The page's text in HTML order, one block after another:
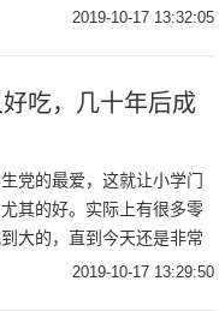
载了许多烘焙教程视频，选
2019-10-17 13:32:05
吃，几十年后成
党的最爱，这就让小学门
其的好。实际上有很多零
大的，直到今天还是非常
，小编就来说4种“经久不衰”
2019-10-17 13:29:50